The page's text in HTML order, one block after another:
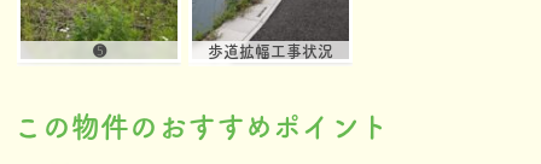
➎ 歩道拡幅工事状況
この物件のおすすめポイント